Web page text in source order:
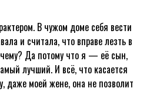
В чужом доме себя вести
и считала, что вправе лезть в
Да потому что я — её сын,
лучший. И всё, что касается
даже моей жене, она не позволит